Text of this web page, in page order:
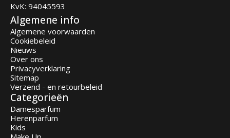
KvK: 94045593
Algemene info
Algemene voorwaarden
Cookiebeleid
Nieuws
Over ons
Privacyverklaring
Sitemap
Verzend - en retourbeleid
Categorieën
Damesparfum
Herenparfum
Kids